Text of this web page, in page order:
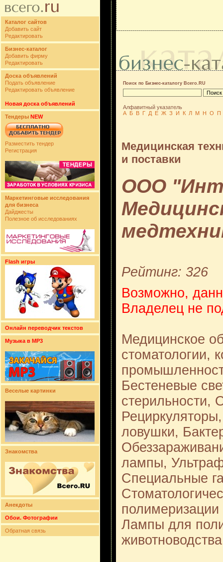
Каталог сайтов
Добавить сайт
Редактировать
Бизнес-каталог
Добавить фирму
Редактировать
Доска объявлений
Подать объявление
Редактировать объявление
Новая доска объявлений
Тендеры NEW
Разместить тендер
Регистрация
Маркетинговые исследования
для бизнеса
Дайджесты
Полезное об исследованиях
Flash игры
Онлайн переводчик текстов
Музыка в MP3
Веселые картинки
Знакомства
Анекдоты
Обои. Фотографии
Обратная связь
Поиск по Бизнес-каталогу Всего.RU
Алфавитный указатель
А Б В Г Д Е Ж З И К Л М Н О П
Медицинская
и поставки
ООО
Рейтинг: 326
Возможно,
Владелец не
Медицинское
стоматологии,
Бестеневые
стерильности,
ловушки,
лампы,
Специальные
Лампы для